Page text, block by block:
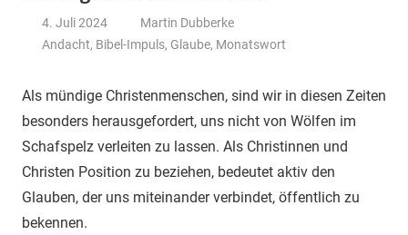
4. Juli 2024
Martin Dubberke
Andacht, Bibel-Impuls, Glaube, Monatswort
Als mündige Christenmenschen, sind wir in diesen Zeiten
besonders herausgefordert, uns nicht von Wölfen im
Schafspelz verleiten zu lassen. Als Christinnen und
Christen Position zu beziehen, bedeutet aktiv den
Glauben, der uns miteinander verbindet, öffentlich zu
bekennen.